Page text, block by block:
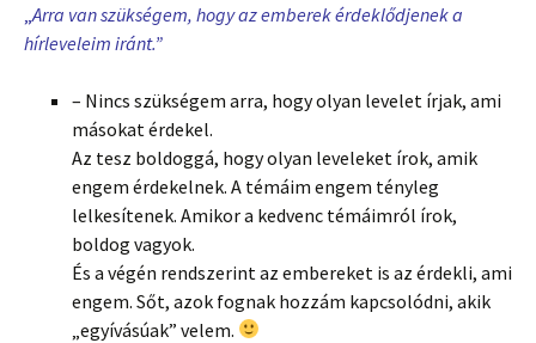
Arra van szükségem, hogy az emberek érdeklődjenek a
hírleveleim iránt.”
– Nincs szükségem arra, hogy olyan levelet írjak, ami
másokat érdekel.
Az tesz boldoggá, hogy olyan leveleket írok, amik
engem érdekelnek. A témáim engem tényleg
lelkesítenek. Amikor a kedvenc témáimról írok,
boldog vagyok.
És a végén rendszerint az embereket is az érdekli, ami
engem. Sőt, azok fognak hozzám kapcsolódni, akik
„egyívásúak” velem.